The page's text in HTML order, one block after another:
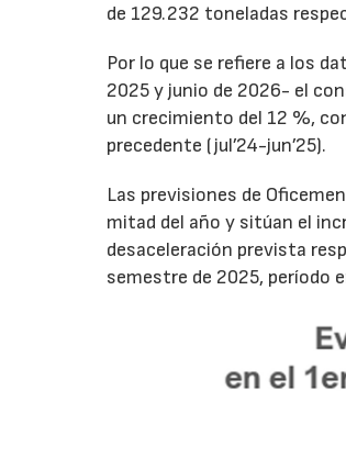
de 129.232 toneladas
Por lo que se refiere a los
2025 y junio de 2026- el
un crecimiento del 12 %,
precedente (jul’24-jun’25).
Las previsiones de
mitad del año y sitúan el
desaceleración prevista
semestre de 2025, período